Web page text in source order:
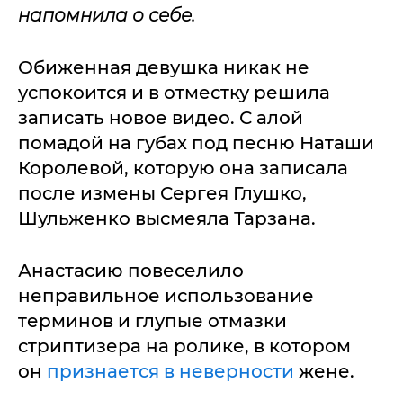
напомнила о себе.
Обиженная девушка никак не
успокоится и в отместку решила
записать новое видео. С алой
помадой на губах под песню Наташи
Королевой, которую она записала
после измены Сергея Глушко,
Шульженко высмеяла Тарзана.
Анастасию повеселило
неправильное использование
терминов и глупые отмазки
стриптизера на ролике, в котором
он признается в неверности жене.